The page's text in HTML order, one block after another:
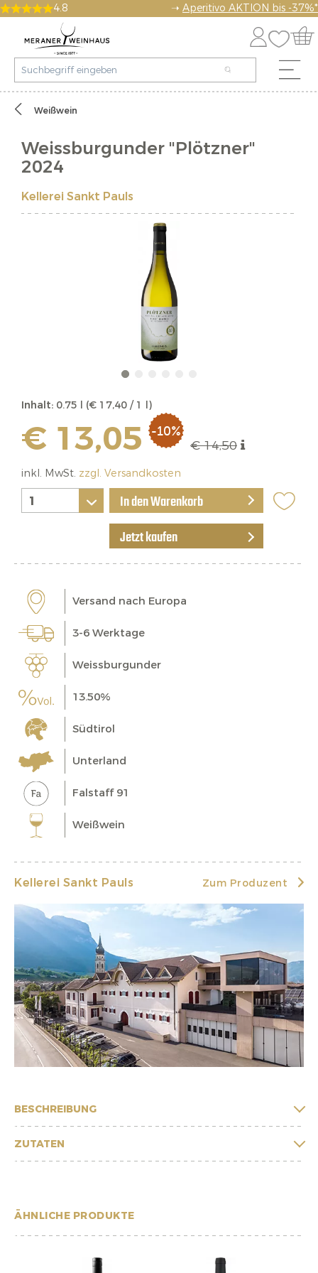
4.8 ➝ Aperitivo AKTION bis -37%*
Weißwein
Weissburgunder "Plötzner"
2024
Kellerei Sankt Pauls
Inhalt: 0.75 l (€ 17,40 / 1 l)
€ 13,05 -10%
€ 14,50
inkl. MwSt. zzgl. Versandkosten
In den Warenkorb
Jetzt kaufen
Versand nach Europa
3-6 Werktage
Weissburgunder
13.50%
Südtirol
Unterland
Falstaff 91
Weißwein
Kellerei Sankt Pauls Zum Produzent
BESCHREIBUNG
ZUTATEN
ÄHNLICHE PRODUKTE